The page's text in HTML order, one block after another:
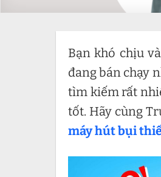
Bạn khó chịu
đang bán chạy
tìm kiếm rất
tốt. Hãy cùng
máy hút bụi